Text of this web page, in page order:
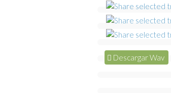
Descargar Wav